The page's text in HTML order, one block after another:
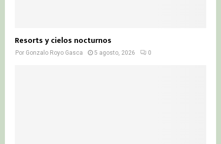
Resorts y cielos nocturnos
Por Gonzalo Royo Gasca 5 agosto, 2026 0